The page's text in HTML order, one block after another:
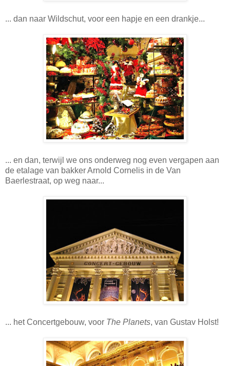
... dan naar Wildschut, voor een hapje en een drankje...
... en dan, terwijl we ons onderweg nog even vergapen aan
de etalage van bakker Arnold Cornelis in de Van
Baerlestraat, op weg naar...
... het Concertgebouw, voor The Planets, van Gustav Holst!